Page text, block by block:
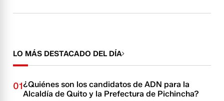
LO MÁS DESTACADO DEL DÍA
01¿Quiénes son los candidatos de ADN para la
Alcaldía de Quito y la Prefectura de Pichincha?